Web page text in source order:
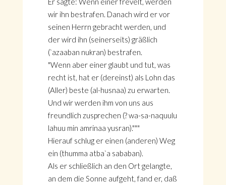
wir ihn bestrafen. Danach wird er vor
seinen Herrn gebracht werden, und
der wird ihn (seinerseits) gräßlich
(`azaaban nukran) bestrafen.
"Wenn aber einer glaubt und tut, was
recht ist, hat er (dereinst) als Lohn das
(Aller) beste (al-husnaa) zu erwarten.
Und wir werden ihm von uns aus
freundlich zusprechen (? wa-sa-naquulu
lahuu min amrinaa yusran)."""
Hierauf schlug er einen (anderen) Weg
ein (thumma atba`a sababan).
Als er schließlich an den Ort gelangte,
an dem die Sonne aufgeht, fand er, daß